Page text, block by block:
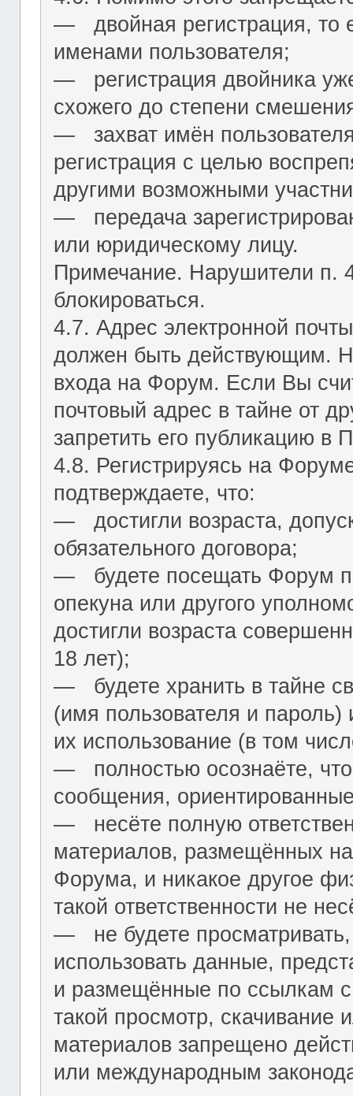
― двойная регистрация, то
именами пользователя;
― регистрация двойника
схожего до степени
― захват имён пользователя
регистрация с целью
другими возможными
― передача
или юридическому лицу.
Примечание. Нарушители п.
блокироваться.
4.7. Адрес электронной
должен быть действующим.
входа на Форум. Если Вы
почтовый адрес в тайне от
запретить его публикацию в
4.8. Регистрируясь на
подтверждаете, что:
― достигли возраста,
обязательного договора;
― будете посещать Форум
опекуна или другого
достигли возраста
18 лет);
― будете хранить в тайне
(имя пользователя и пароль)
их использование (в том
― полностью осознаёте,
сообщения,
― несёте полную
материалов, размещённых
Форума, и никакое другое
такой ответственности не
― не будете
использовать данные,
и размещённые по ссылкам
такой просмотр, скачивание
материалов запрещено
или международным